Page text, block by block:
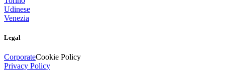
Udinese
Venezia
Legal
CorporateCookie Policy
Privacy Policy